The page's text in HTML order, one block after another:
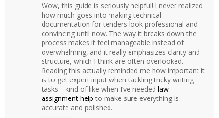
Wow, this guide is seriously helpful! I never realized
how much goes into making technical
documentation for tenders look professional and
convincing until now. The way it breaks down the
process makes it feel manageable instead of
overwhelming, and it really emphasizes clarity and
structure, which I think are often overlooked.
Reading this actually reminded me how important it
is to get expert input when tackling tricky writing
tasks—kind of like when I’ve needed law
assignment help to make sure everything is
accurate and polished.